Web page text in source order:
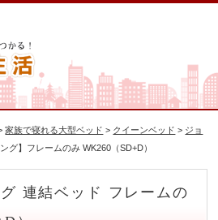
家族で寝れる大型ベッド > クイーンベッド > ジョ
グ】フレームのみ WK260（SD+D）
連結ベッド フレームの